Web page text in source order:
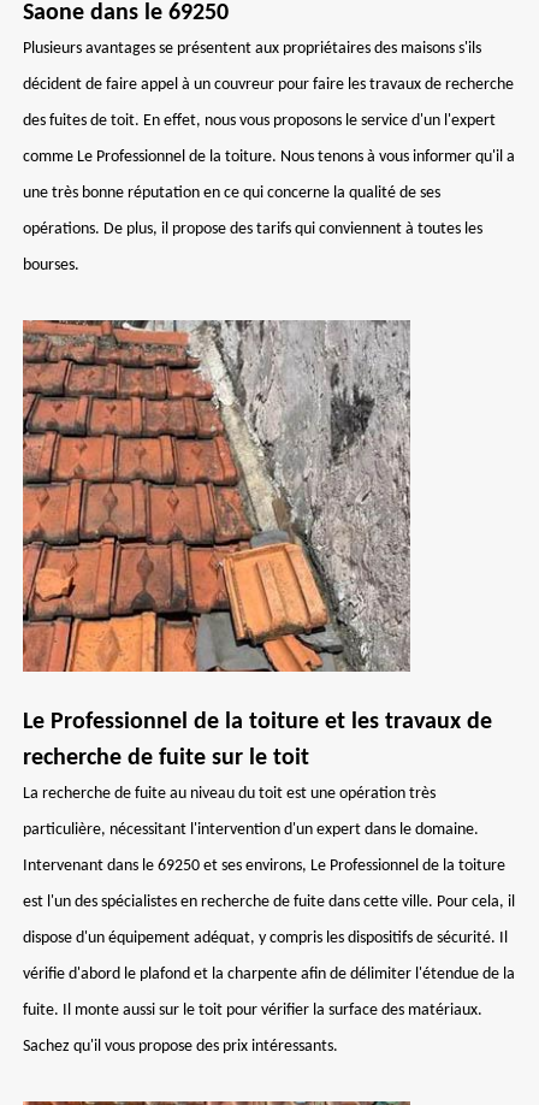
Saone dans le 69250
Plusieurs avantages se présentent aux propriétaires des maisons s'ils
décident de faire appel à un couvreur pour faire les travaux de recherche
des fuites de toit. En effet, nous vous proposons le service d'un l'expert
comme Le Professionnel de la toiture. Nous tenons à vous informer qu'il a
une très bonne réputation en ce qui concerne la qualité de ses
opérations. De plus, il propose des tarifs qui conviennent à toutes les
bourses.
Le Professionnel de la toiture et les travaux de
recherche de fuite sur le toit
La recherche de fuite au niveau du toit est une opération très
particulière, nécessitant l'intervention d'un expert dans le domaine.
Intervenant dans le 69250 et ses environs, Le Professionnel de la toiture
est l'un des spécialistes en recherche de fuite dans cette ville. Pour cela, il
dispose d'un équipement adéquat, y compris les dispositifs de sécurité. Il
vérifie d'abord le plafond et la charpente afin de délimiter l'étendue de la
fuite. Il monte aussi sur le toit pour vérifier la surface des matériaux.
Sachez qu'il vous propose des prix intéressants.